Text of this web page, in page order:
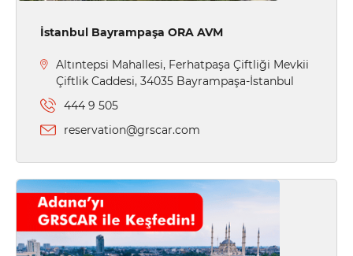
İstanbul Bayrampaşa ORA AVM
Altıntepsi Mahallesi, Ferhatpaşa Çiftliği Mevkii
Çiftlik Caddesi, 34035 Bayrampaşa-İstanbul
444 9 505
reservation@grscar.com